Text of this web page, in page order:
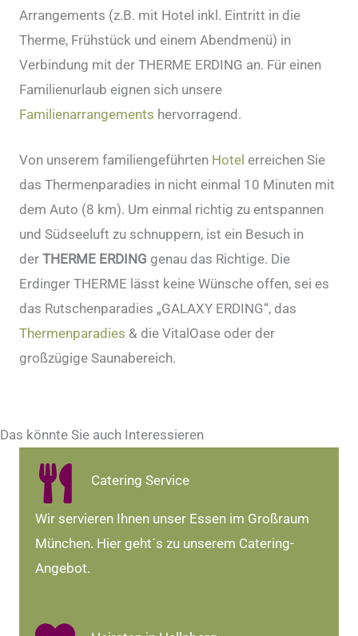
Arrangements (z.B. mit Hotel inkl. Eintritt in die
Therme, Frühstück und einem Abendmenü) in
Verbindung mit der THERME ERDING an. Für einen
Familienurlaub eignen sich unsere
Familienarrangements hervorragend.
Von unserem familiengeführten Hotel erreichen Sie
das Thermenparadies in nicht einmal 10 Minuten mit
dem Auto (8 km). Um einmal richtig zu entspannen
und Südseeluft zu schnuppern, ist ein Besuch in
der THERME ERDING genau das Richtige. Die
Erdinger THERME lässt keine Wünsche offen, sei es
das Rutschenparadies „GALAXY ERDING“, das
Thermenparadies & die VitalOase oder der
großzügige Saunabereich.
Das könnte Sie auch Interessieren
Catering Service
Wir servieren Ihnen unser Essen im Großraum
München. Hier geht´s zu unserem Catering-
Angebot.